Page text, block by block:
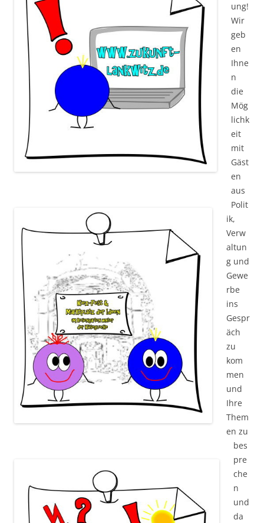
ung!
Wir
geb
en
Ihne
n
die
Mög
lichk
eit
mit
Gäst
en
aus
Polit
ik,
Verw
altun
g und
Gewe
rbe
ins
Gespr
äch
zu
kom
men
und
Ihre
Them
en zu
bes
pre
che
n
und
da